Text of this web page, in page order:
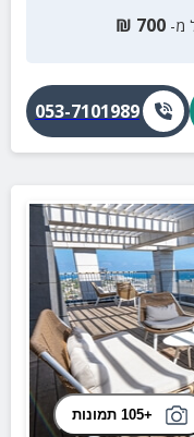
מ- 700
₪
053-7101989
+105 תמונות